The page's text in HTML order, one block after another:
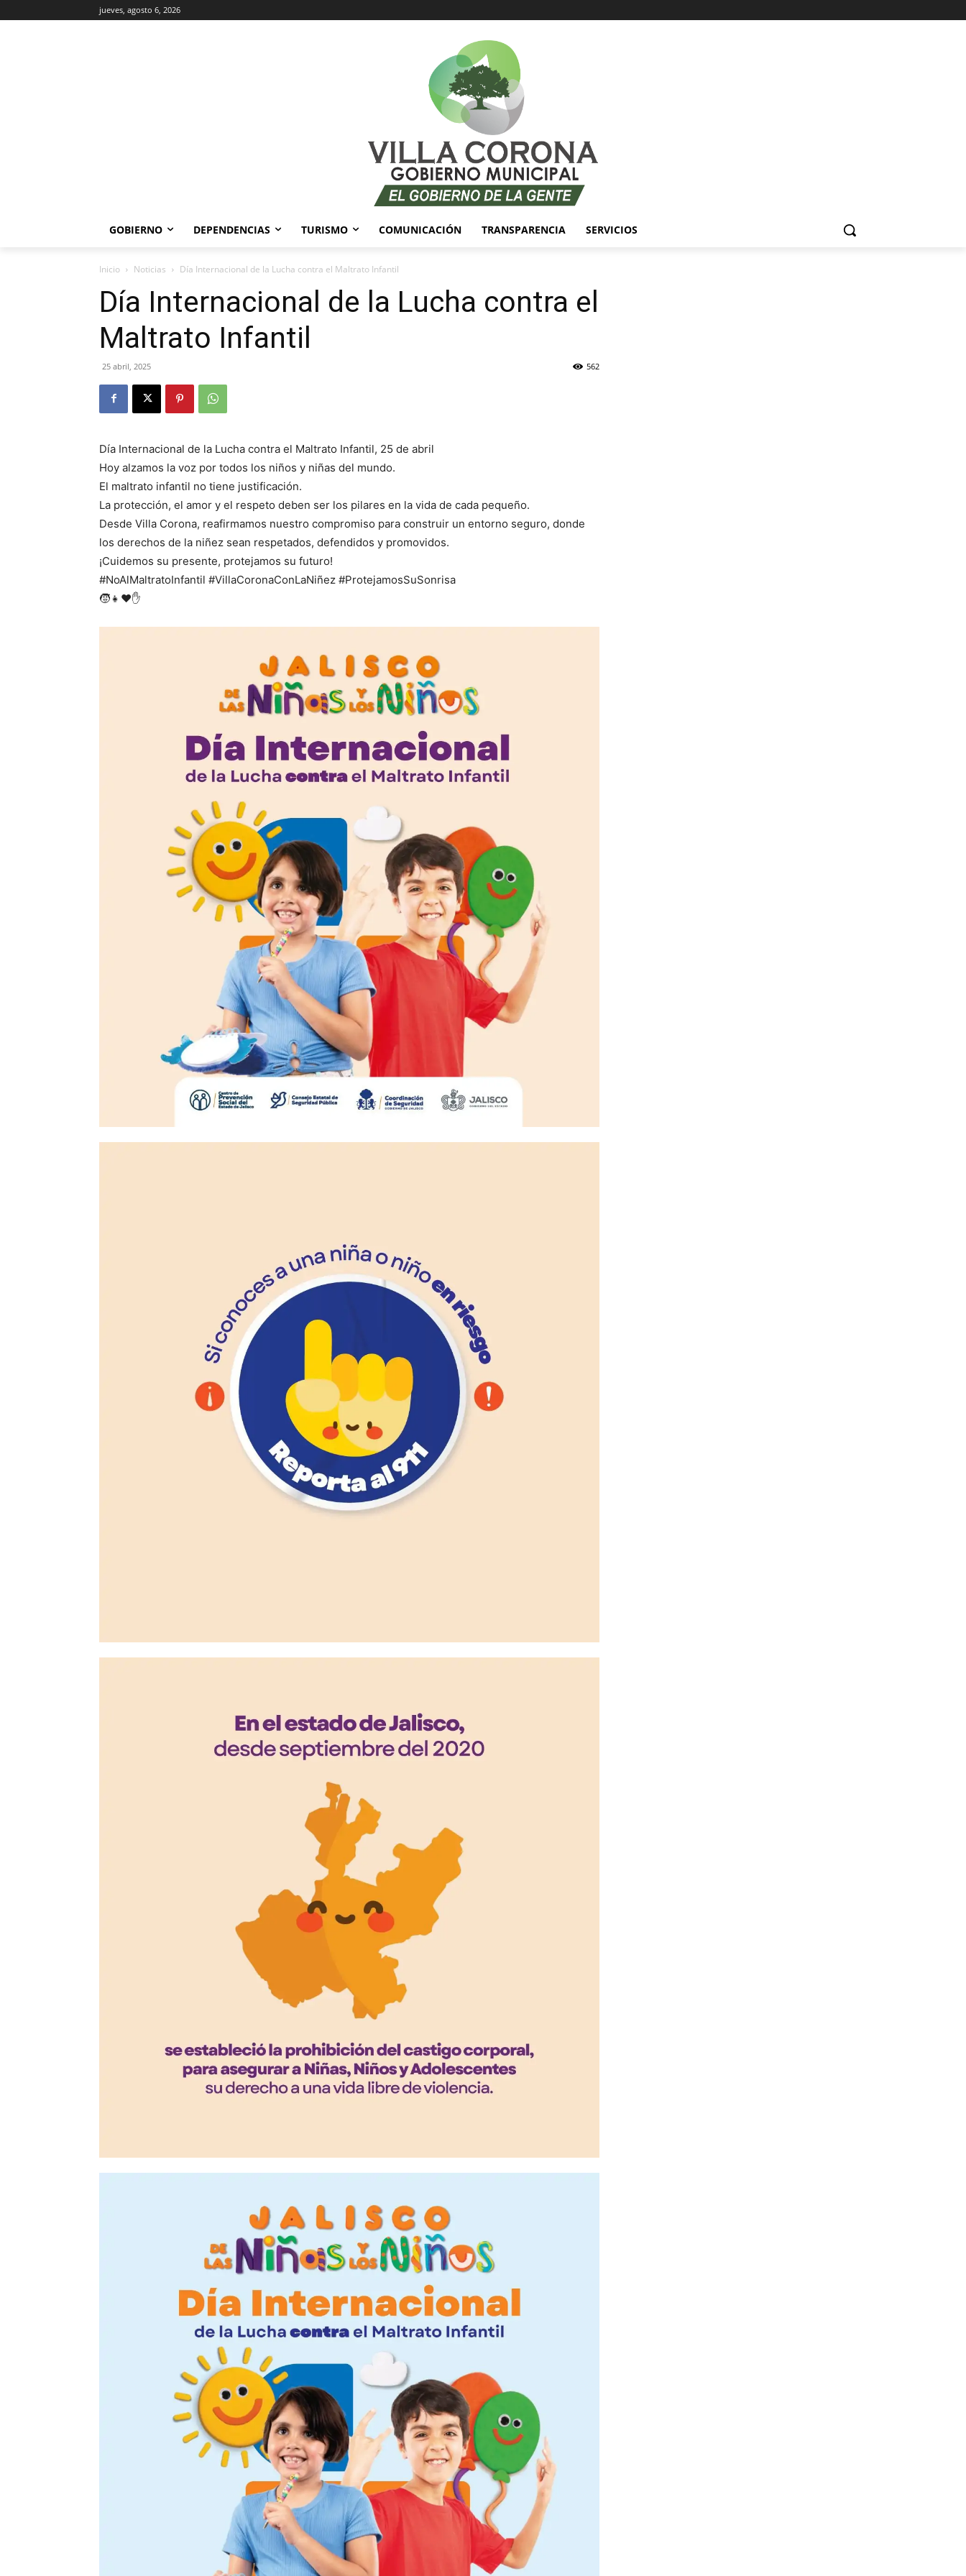
jueves, agosto 6, 2026
GOBIERNO DEPENDENCIAS TURISMO COMUNICACIÓN TRANSPARENCIA SERVICIOS
Inicio Noticias Día Internacional de la Lucha contra el Maltrato Infantil
Día Internacional de la Lucha contra el
Maltrato Infantil
25 abril, 2025 562
Día Internacional de la Lucha contra el Maltrato Infantil, 25 de abril
Hoy alzamos la voz por todos los niños y niñas del mundo.
El maltrato infantil no tiene justificación.
La protección, el amor y el respeto deben ser los pilares en la vida de cada pequeño.
Desde Villa Corona, reafirmamos nuestro compromiso para construir un entorno seguro, donde
los derechos de la niñez sean respetados, defendidos y promovidos.
¡Cuidemos su presente, protejamos su futuro!
#NoAlMaltratoInfantil #VillaCoronaConLaNiñez #ProtejamosSuSonrisa
🧒👧❤️✋